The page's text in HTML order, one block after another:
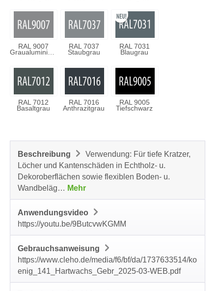
RAL 9007 RAL 7037
Staubgrau
RAL 7031
Blaugrau
RAL 7012
Basaltgrau
RAL 7016
Anthrazitgrau
RAL 9005
Tiefschwarz
Beschreibung
Verwendung: Für tiefe Kratzer,
Löcher und Kantenschäden in Echtholz- u.
Dekoroberflächen sowie flexiblen Boden- u.
Wandbeläg… Mehr
Anwendungsvideo
https://youtu.be/9ButcvwKGMM
Gebrauchsanweisung
https://www.cleho.de/media/f6/bf/da/1737633514/ko
enig_141_Hartwachs_Gebr_2025-03-WEB.pdf